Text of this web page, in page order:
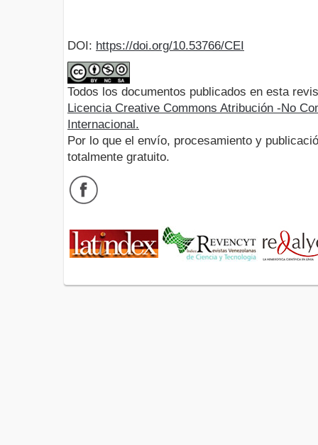
DOI: https://doi.org/10.53766/CEI
Todos los documentos publicados en esta
Licencia Creative Commons Atribución -No
Internacional.
Por lo que el envío, procesamiento y
totalmente gratuito.